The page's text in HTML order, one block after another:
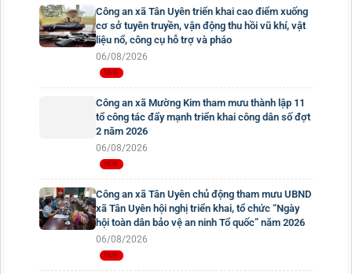
Công an xã Tân Uyên triển khai cao điểm xuống
cơ sở tuyên truyền, vận động thu hồi vũ khí, vật
liệu nổ, công cụ hỗ trợ và pháo
06/08/2026
Công an xã Mường Kim tham mưu thành lập 11
tổ công tác đẩy mạnh triển khai công dân số đợt
2 năm 2026
06/08/2026
Công an xã Tân Uyên chủ động tham mưu UBND
xã Tân Uyên hội nghị triển khai, tổ chức “Ngày
hội toàn dân bảo vệ an ninh Tổ quốc” năm 2026
06/08/2026